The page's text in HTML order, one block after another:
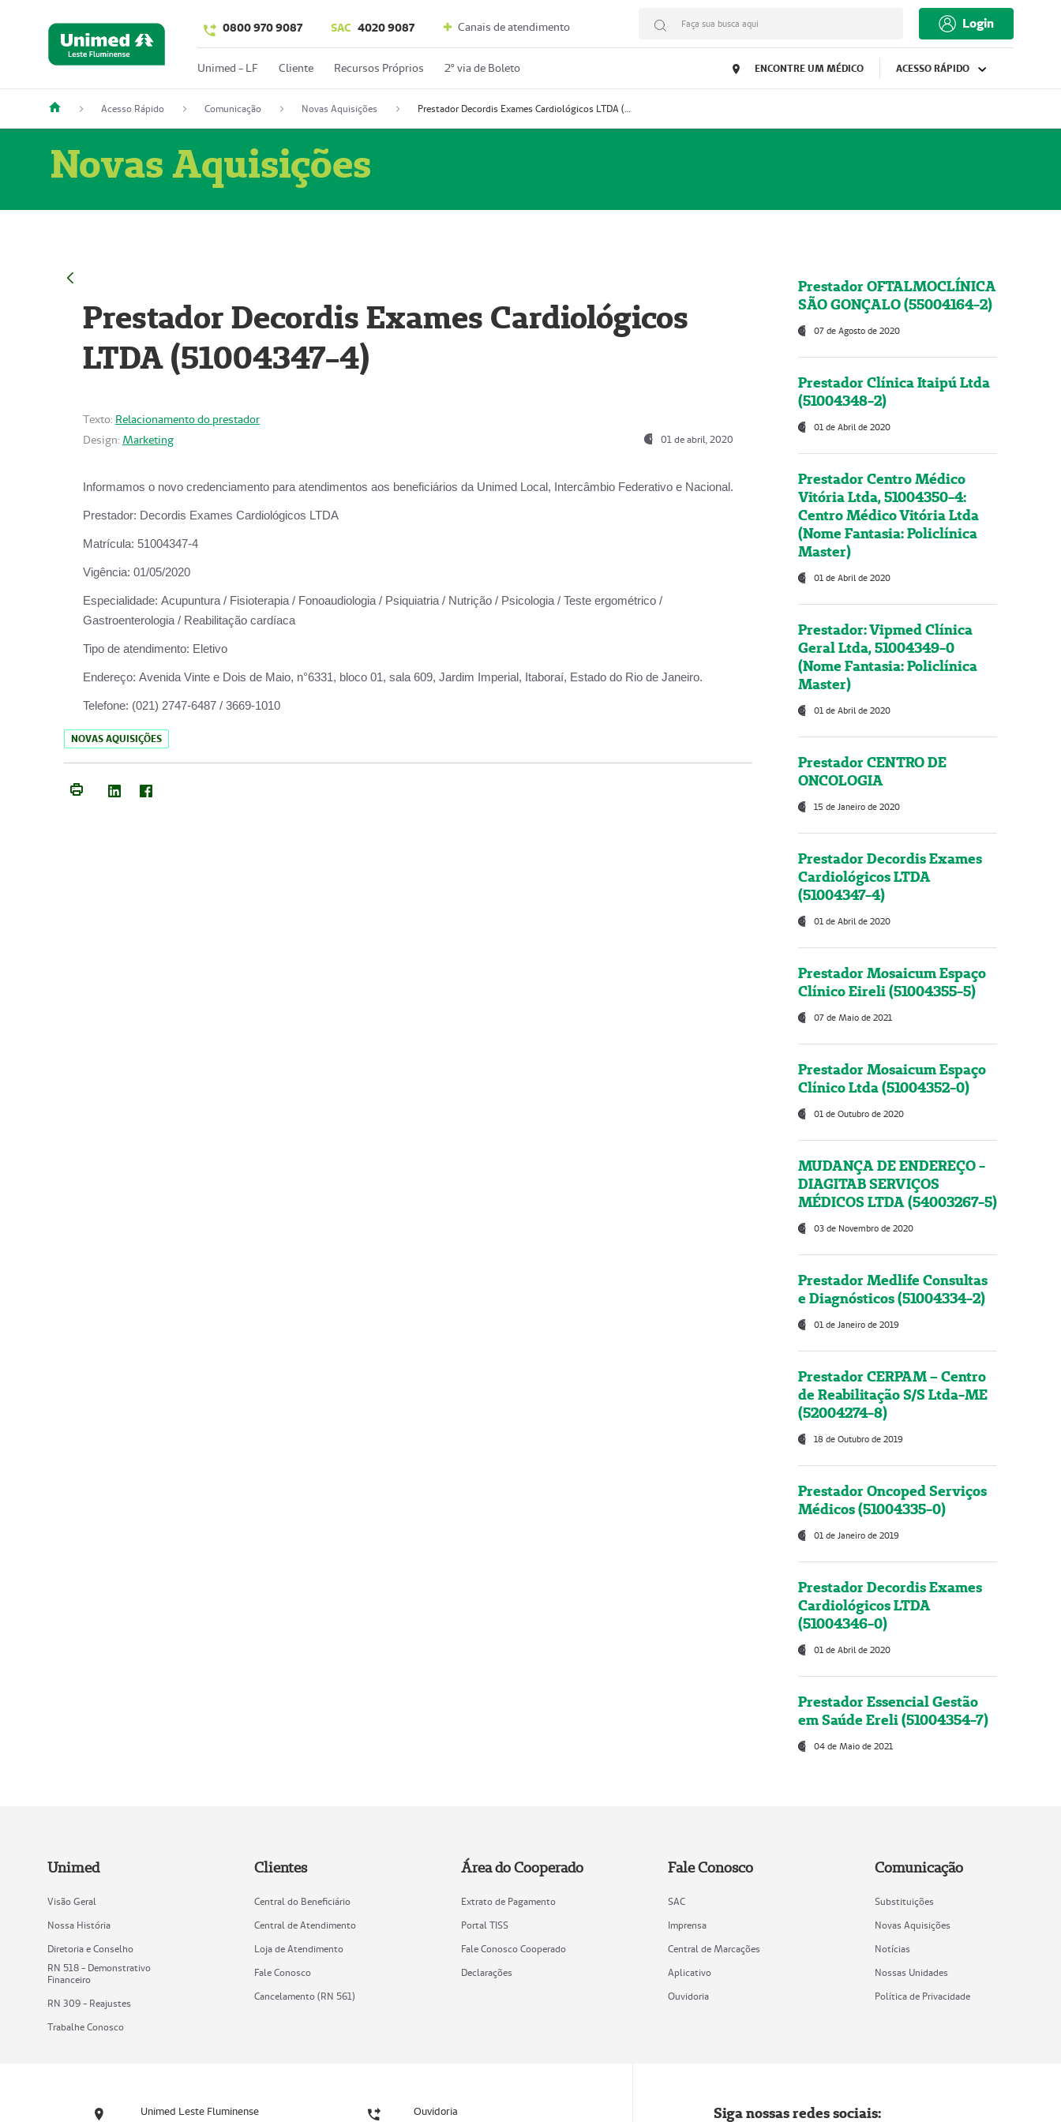
0800 970 9087 SAC 4020 9087 Canais de atendimento Faça sua busca aqui Login
Unimed - LF Cliente Recursos Próprios 2º via de Boleto ENCONTRE UM MÉDICO ACESSO RÁPIDO
Acesso Rápido Comunicação Novas Aquisições Prestador Decordis Exames Cardiológicos LTDA (51004347-4)
Novas Aquisições
Prestador Decordis Exames Cardiológicos
LTDA (51004347-4)
Texto: Relacionamento do prestador
Design: Marketing 01 de abril, 2020
Informamos o novo credenciamento para atendimentos aos beneficiários da Unimed Local, Intercâmbio Federativo e Nacional.
Prestador: Decordis Exames Cardiológicos LTDA
Matrícula: 51004347-4
Vigência: 01/05/2020
Especialidade: Acupuntura / Fisioterapia / Fonoaudiologia / Psiquiatria / Nutrição / Psicologia / Teste ergométrico /
Gastroenterologia / Reabilitação cardíaca
Tipo de atendimento: Eletivo
Endereço: Avenida Vinte e Dois de Maio, n°6331, bloco 01, sala 609, Jardim Imperial, Itaboraí, Estado do Rio de Janeiro.
Telefone: (021) 2747-6487 / 3669-1010
NOVAS AQUISIÇÕES
Prestador OFTALMOCLÍNICA
SÃO GONÇALO (55004164-2)
07 de Agosto de 2020
Prestador Clínica Itaipú Ltda
(51004348-2)
01 de Abril de 2020
Prestador Centro Médico
Vitória Ltda, 51004350-4:
Centro Médico Vitória Ltda
(Nome Fantasia: Policlínica
Master)
01 de Abril de 2020
Prestador: Vipmed Clínica
Geral Ltda, 51004349-0
(Nome Fantasia: Policlínica
Master)
01 de Abril de 2020
Prestador CENTRO DE
ONCOLOGIA
15 de Janeiro de 2020
Prestador Decordis Exames
Cardiológicos LTDA
(51004347-4)
01 de Abril de 2020
Prestador Mosaicum Espaço
Clínico Eireli (51004355-5)
07 de Maio de 2021
Prestador Mosaicum Espaço
Clínico Ltda (51004352-0)
01 de Outubro de 2020
MUDANÇA DE ENDEREÇO -
DIAGITAB SERVIÇOS
MÉDICOS LTDA (54003267-5)
03 de Novembro de 2020
Prestador Medlife Consultas
e Diagnósticos (51004334-2)
01 de Janeiro de 2019
Prestador CERPAM – Centro
de Reabilitação S/S Ltda-ME
(52004274-8)
18 de Outubro de 2019
Prestador Oncoped Serviços
Médicos (51004335-0)
01 de Janeiro de 2019
Prestador Decordis Exames
Cardiológicos LTDA
(51004346-0)
01 de Abril de 2020
Prestador Essencial Gestão
em Saúde Ereli (51004354-7)
04 de Maio de 2021
Unimed
Visão Geral
Nossa História
Diretoria e Conselho
RN 518 - Demonstrativo
Financeiro
RN 309 - Reajustes
Trabalhe Conosco
Clientes
Central do Beneficiário
Central de Atendimento
Loja de Atendimento
Fale Conosco
Cancelamento (RN 561)
Área do Cooperado
Extrato de Pagamento
Portal TISS
Fale Conosco Cooperado
Declarações
Fale Conosco
SAC
Imprensa
Central de Marcações
Aplicativo
Ouvidoria
Comunicação
Substituições
Novas Aquisições
Notícias
Nossas Unidades
Política de Privacidade
Unimed Leste Fluminense Ouvidoria Siga nossas redes sociais: